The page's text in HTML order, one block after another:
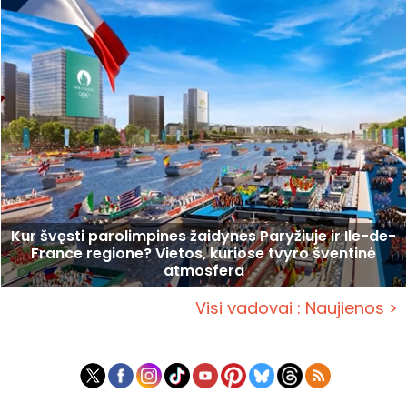
Kur švęsti parolimpines žaidynes Paryžiuje ir Ile-de-
France regione? Vietos, kuriose tvyro šventinė
atmosfera
Visi vadovai : Naujienos >